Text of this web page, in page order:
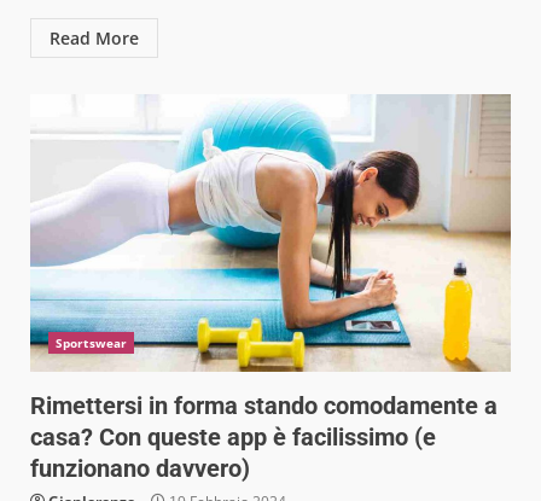
Read More
Sportswear
Rimettersi in forma stando comodamente a
casa? Con queste app è facilissimo (e
funzionano davvero)